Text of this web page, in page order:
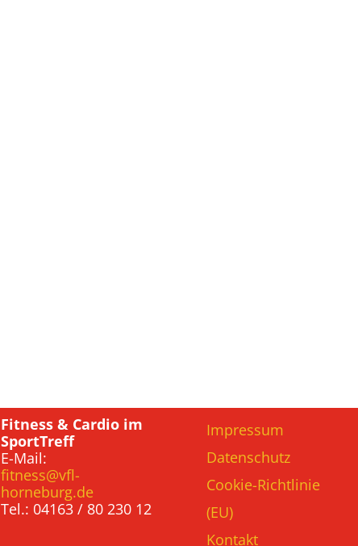
Fitness & Cardio im
SportTreff
E-Mail:
fitness@vfl-
horneburg.de
Tel.: 04163 / 80 230 12
Impressum
Datenschutz
Cookie-Richtlinie
(EU)
Kontakt